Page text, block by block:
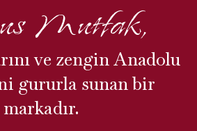
Mutfak,
ve zengin Anadolu
gururla sunan bir
markadır.